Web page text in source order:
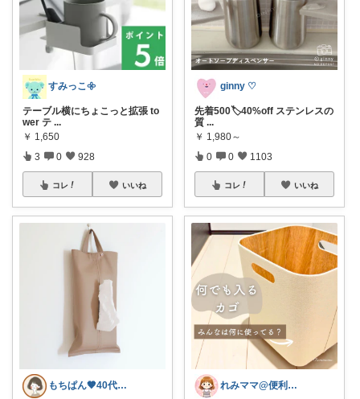
すみっこ𖧷
テーブル横にちょこっと拡張 to
wer テ ...
￥ 1,650
3 0 928
コレ いいね
もちぱん🤎40代主婦のくらしメモ
ginny ♡
先着500🏷️40%off ステンレスの
質 ...
￥ 1,980～
0 0 1103
コレ いいね
れみママ@便利雑貨¸¸kids